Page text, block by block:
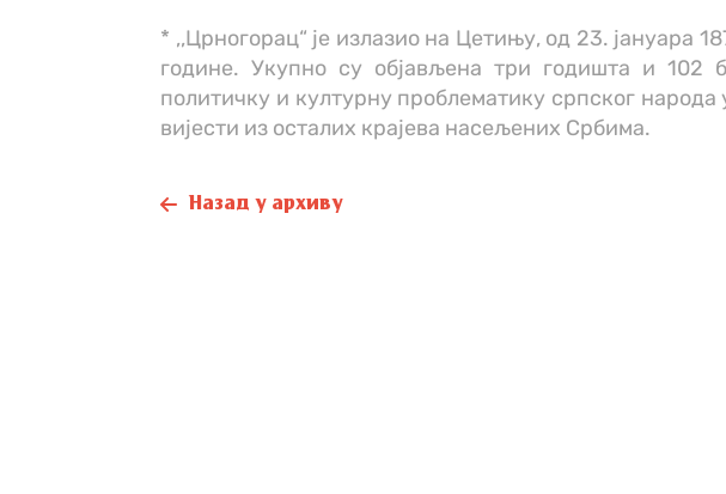
* ,,Црногорац“ је излазио на Цетињу, од 23. јануара
године. Укупно су објављена три годишта и 102
политичку и културну проблематику српског
вијести из осталих крајева насељених Србима.
Назад у архиву